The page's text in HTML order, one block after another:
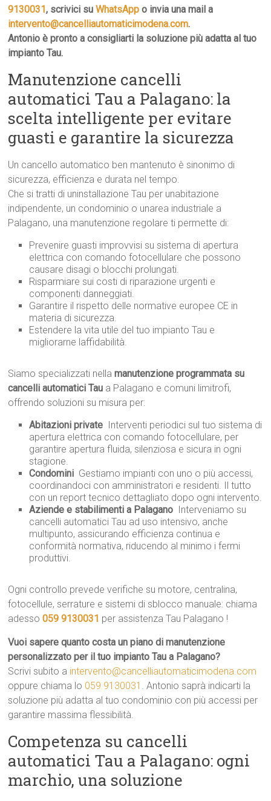
9130031, scrivici suWhatsApp o invia una mail a
intervento@cancelliautomaticimodena.com.
Antonio è pronto a consigliarti la soluzione più adatta al tuo
impianto Tau.
Manutenzione cancelli
automatici Tau a Palagano: la
scelta intelligente per evitare
guasti e garantire la sicurezza
Un cancello automatico ben mantenuto è sinonimo di
sicurezza, efficienza e durata nel tempo.
Che si tratti di uninstallazione Tau per unabitazione
indipendente, un condominio o unarea industriale a
Palagano, una manutenzione regolare ti permette di:
Prevenire guasti improvvisi su sistema di apertura
elettrica con comando fotocellulare che possono
causare disagi o blocchi prolungati.
Risparmiare sui costi di riparazione urgenti e
componenti danneggiati.
Garantire il rispetto delle normative europee CE in
materia di sicurezza.
Estendere la vita utile del tuo impianto Tau e
migliorarne laffidabilità.
Siamo specializzati nellamanutenzione programmata su
cancelli automatici Tau a Palagano e comuni limitrofi,
offrendo soluzioni su misura per:
Abitazioni private  Interventi periodici sul tuo sistema di
apertura elettrica con comando fotocellulare, per
garantire apertura fluida, silenziosa e sicura in ogni
stagione.
Condomini  Gestiamo impianti con uno o più accessi,
coordinandoci con amministratori e residenti. Il tutto
con un report tecnico dettagliato dopo ogni intervento.
Aziende e stabilimenti a Palagano  Interveniamo su
cancelli automatici Tau ad uso intensivo, anche
multipunto, assicurando efficienza continua e
conformità normativa, riducendo al minimo i fermi
produttivi.
Ogni controllo prevede verifiche su motore, centralina,
fotocellule, serrature e sistemi di sblocco manuale: chiama
adesso059 9130031 per assistenza Tau Palagano !
Vuoi sapere quanto costa un piano di manutenzione
personalizzato per il tuo impianto Tau a Palagano?
Scrivi subito a intervento@cancelliautomaticimodena.com
oppure chiama lo 059 9130031 . Antonio saprà indicarti la
soluzione più adatta al tuo condominio con più accessi per
garantire massima flessibilità.
Competenza su cancelli
automatici Tau a Palagano: ogni
marchio, una soluzione